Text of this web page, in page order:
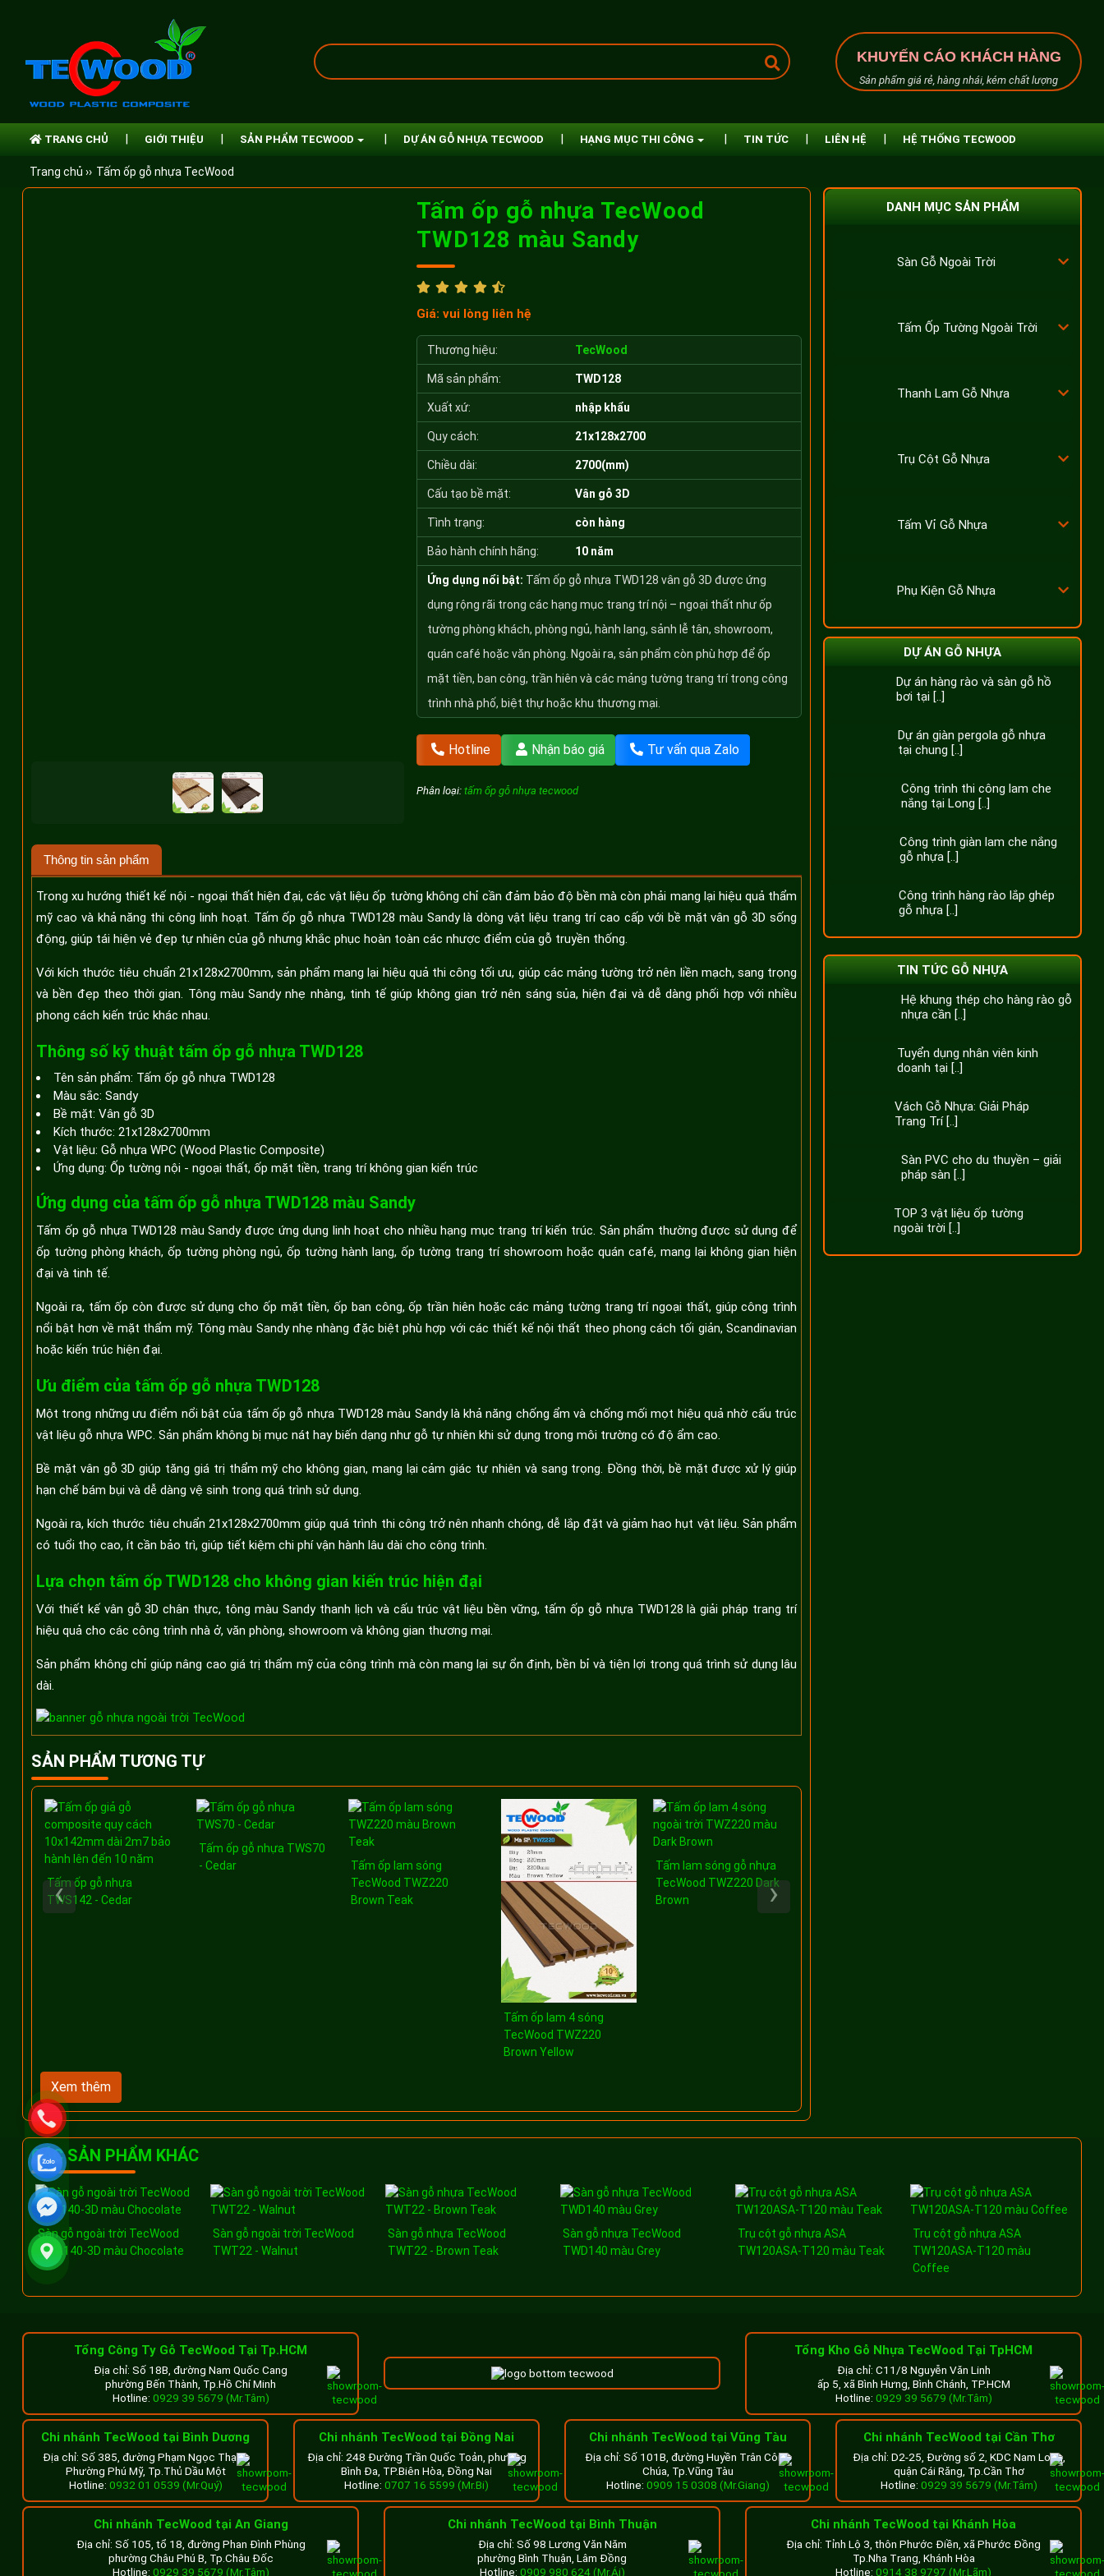
KHUYẾN CÁO KHÁCH HÀNG
Sản phẩm giá rẻ, hàng nhái, kém chất lượng
TRANG CHỦ GIỚI THIỆU SẢN PHẨM TECWOOD DỰ ÁN GỖ NHỰA TECWOOD HẠNG MỤC THI CÔNG TIN TỨC LIÊN HỆ HỆ THỐNG TECWOOD
Trang chủ ›› Tấm ốp gỗ nhựa TecWood
Tấm ốp gỗ nhựa TecWood
TWD128 màu Sandy
Giá: vui lòng liên hệ
Thương hiệu: TecWood
Mã sản phẩm: TWD128
Xuất xứ: nhập khẩu
Quy cách: 21x128x2700
Chiều dài: 2700(mm)
Cấu tạo bề mặt: Vân gỗ 3D
Tình trạng: còn hàng
Bảo hành chính hãng: 10 năm
Ứng dụng nổi bật: Tấm ốp gỗ nhựa TWD128 vân gỗ 3D được ứng
dụng rộng rãi trong các hạng mục trang trí nội – ngoại thất như ốp
tường phòng khách, phòng ngủ, hành lang, sảnh lễ tân, showroom,
quán café hoặc văn phòng. Ngoài ra, sản phẩm còn phù hợp để ốp
mặt tiền, ban công, trần hiên và các mảng tường trang trí trong công
trình nhà phố, biệt thự hoặc khu thương mại.
Hotline Nhận báo giá Tư vấn qua Zalo
Phân loại: tấm ốp gỗ nhựa tecwood
Thông tin sản phẩm
Trong xu hướng thiết kế nội - ngoại thất hiện đại, các vật liệu ốp tường không chỉ cần đảm bảo độ bền mà còn phải mang lại hiệu quả thẩm
mỹ cao và khả năng thi công linh hoạt. Tấm ốp gỗ nhựa TWD128 màu Sandy là dòng vật liệu trang trí cao cấp với bề mặt vân gỗ 3D sống
động, giúp tái hiện vẻ đẹp tự nhiên của gỗ nhưng khắc phục hoàn toàn các nhược điểm của gỗ truyền thống.
Với kích thước tiêu chuẩn 21x128x2700mm, sản phẩm mang lại hiệu quả thi công tối ưu, giúp các mảng tường trở nên liền mạch, sang trọng
và bền đẹp theo thời gian. Tông màu Sandy nhẹ nhàng, tinh tế giúp không gian trở nên sáng sủa, hiện đại và dễ dàng phối hợp với nhiều
phong cách kiến trúc khác nhau.
Thông số kỹ thuật tấm ốp gỗ nhựa TWD128
Tên sản phẩm: Tấm ốp gỗ nhựa TWD128
Màu sắc: Sandy
Bề mặt: Vân gỗ 3D
Kích thước: 21x128x2700mm
Vật liệu: Gỗ nhựa WPC (Wood Plastic Composite)
Ứng dụng: Ốp tường nội - ngoại thất, ốp mặt tiền, trang trí không gian kiến trúc
Ứng dụng của tấm ốp gỗ nhựa TWD128 màu Sandy
Tấm ốp gỗ nhựa TWD128 màu Sandy được ứng dụng linh hoạt cho nhiều hạng mục trang trí kiến trúc. Sản phẩm thường được sử dụng để
ốp tường phòng khách, ốp tường phòng ngủ, ốp tường hành lang, ốp tường trang trí showroom hoặc quán café, mang lại không gian hiện
đại và tinh tế.
Ngoài ra, tấm ốp còn được sử dụng cho ốp mặt tiền, ốp ban công, ốp trần hiên hoặc các mảng tường trang trí ngoại thất, giúp công trình
nổi bật hơn về mặt thẩm mỹ. Tông màu Sandy nhẹ nhàng đặc biệt phù hợp với các thiết kế nội thất theo phong cách tối giản, Scandinavian
hoặc kiến trúc hiện đại.
Ưu điểm của tấm ốp gỗ nhựa TWD128
Một trong những ưu điểm nổi bật của tấm ốp gỗ nhựa TWD128 màu Sandy là khả năng chống ẩm và chống mối mọt hiệu quả nhờ cấu trúc
vật liệu gỗ nhựa WPC. Sản phẩm không bị mục nát hay biến dạng như gỗ tự nhiên khi sử dụng trong môi trường có độ ẩm cao.
Bề mặt vân gỗ 3D giúp tăng giá trị thẩm mỹ cho không gian, mang lại cảm giác tự nhiên và sang trọng. Đồng thời, bề mặt được xử lý giúp
hạn chế bám bụi và dễ dàng vệ sinh trong quá trình sử dụng.
Ngoài ra, kích thước tiêu chuẩn 21x128x2700mm giúp quá trình thi công trở nên nhanh chóng, dễ lắp đặt và giảm hao hụt vật liệu. Sản phẩm
có tuổi thọ cao, ít cần bảo trì, giúp tiết kiệm chi phí vận hành lâu dài cho công trình.
Lựa chọn tấm ốp TWD128 cho không gian kiến trúc hiện đại
Với thiết kế vân gỗ 3D chân thực, tông màu Sandy thanh lịch và cấu trúc vật liệu bền vững, tấm ốp gỗ nhựa TWD128 là giải pháp trang trí
hiệu quả cho các công trình nhà ở, văn phòng, showroom và không gian thương mại.
Sản phẩm không chỉ giúp nâng cao giá trị thẩm mỹ của công trình mà còn mang lại sự ổn định, bền bỉ và tiện lợi trong quá trình sử dụng lâu
dài.
SẢN PHẨM TƯƠNG TỰ
Tấm ốp gỗ nhựa
TWS142 - Cedar
Tấm ốp gỗ nhựa TWS70
- Cedar
Tấm ốp lam sóng
TecWood TWZ220
Brown Teak
Tấm ốp lam 4 sóng
TecWood TWZ220
Brown Yellow
Tấm lam sóng gỗ nhựa
TecWood TWZ220 Dark
Brown
‹ ›
Xem thêm
DANH MỤC SẢN PHẨM
Sàn Gỗ Ngoài Trời
Tấm Ốp Tường Ngoài Trời
Thanh Lam Gỗ Nhựa
Trụ Cột Gỗ Nhựa
Tấm Vỉ Gỗ Nhựa
Phụ Kiện Gỗ Nhựa
DỰ ÁN GỖ NHỰA
Dự án hàng rào và sàn gỗ hồ
bơi tại [..]
Dự án giàn pergola gỗ nhựa
tại chung [..]
Công trình thi công lam che
nắng tại Long [..]
Công trình giàn lam che nắng
gỗ nhựa [..]
Công trình hàng rào lắp ghép
gỗ nhựa [..]
TIN TỨC GỖ NHỰA
Hệ khung thép cho hàng rào gỗ
nhựa cần [..]
Tuyển dụng nhân viên kinh
doanh tại [..]
Vách Gỗ Nhựa: Giải Pháp
Trang Trí [..]
Sàn PVC cho du thuyền – giải
pháp sàn [..]
TOP 3 vật liệu ốp tường
ngoài trời [..]
CÁC SẢN PHẨM KHÁC
Sàn gỗ ngoài trời TecWood
TWA140-3D màu Chocolate
Sàn gỗ ngoài trời TecWood
TWT22 - Walnut
Sàn gỗ nhựa TecWood
TWT22 - Brown Teak
Sàn gỗ nhựa TecWood
TWD140 màu Grey
Trụ cột gỗ nhựa ASA
TW120ASA-T120 màu Teak
Trụ cột gỗ nhựa ASA
TW120ASA-T120 màu
Coffee
Tổng Công Ty Gỗ TecWood Tại Tp.HCM
Địa chỉ: Số 18B, đường Nam Quốc Cang
phường Bến Thành, Tp.Hồ Chí Minh
Hotline: 0929 39 5679 (Mr.Tâm)
Tổng Kho Gỗ Nhựa TecWood Tại TpHCM
Địa chỉ: C11/8 Nguyễn Văn Linh
ấp 5, xã Bình Hưng, Bình Chánh, TP.HCM
Hotline: 0929 39 5679 (Mr.Tâm)
Chi nhánh TecWood tại Bình Dương
Địa chỉ: Số 385, đường Phạm Ngọc Thạch
Phường Phú Mỹ, Tp.Thủ Dầu Một
Hotline: 0932 01 0539 (Mr.Quý)
Chi nhánh TecWood tại Đồng Nai
Địa chỉ: 248 Đường Trần Quốc Toản, phường
Bình Đa, TP.Biên Hòa, Đồng Nai
Hotline: 0707 16 5599 (Mr.Bi)
Chi nhánh TecWood tại Vũng Tàu
Địa chỉ: Số 101B, đường Huyền Trân Công
Chúa, Tp.Vũng Tàu
Hotline: 0909 15 0308 (Mr.Giang)
Chi nhánh TecWood tại Cần Thơ
Địa chỉ: D2-25, Đường số 2, KDC Nam Long,
quận Cái Răng, Tp.Cần Thơ
Hotline: 0929 39 5679 (Mr.Tâm)
Chi nhánh TecWood tại An Giang
Địa chỉ: Số 105, tổ 18, đường Phan Đình Phùng
phường Châu Phú B, Tp.Châu Đốc
Hotline: 0929 39 5679 (Mr.Tâm)
Chi nhánh TecWood tại Bình Thuận
Địa chỉ: Số 98 Lương Văn Năm
phường Bình Thuận, Lâm Đồng
Hotline: 0909 980 624 (Mr.Ái)
Chi nhánh TecWood tại Khánh Hòa
Địa chỉ: Tỉnh Lộ 3, thôn Phước Điền, xã Phước Đồng
Tp.Nha Trang, Khánh Hòa
Hotline: 0914 38 9797 (Mr.Lãm)